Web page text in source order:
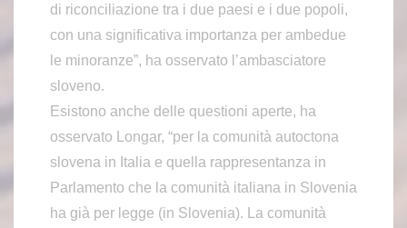
di riconciliazione tra i due paesi e i due popoli,
con una significativa importanza per ambedue
le minoranze”, ha osservato l’ambasciatore
sloveno.
Esistono anche delle questioni aperte, ha
osservato Longar, “per la comunità autoctona
slovena in Italia e quella rappresentanza in
Parlamento che la comunità italiana in Slovenia
ha già per legge (in Slovenia). La comunità